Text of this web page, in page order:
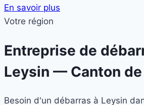
En savoir plus
Votre région
Entreprise de
Leysin — Canton de
Besoin d'un débarras à Leysin